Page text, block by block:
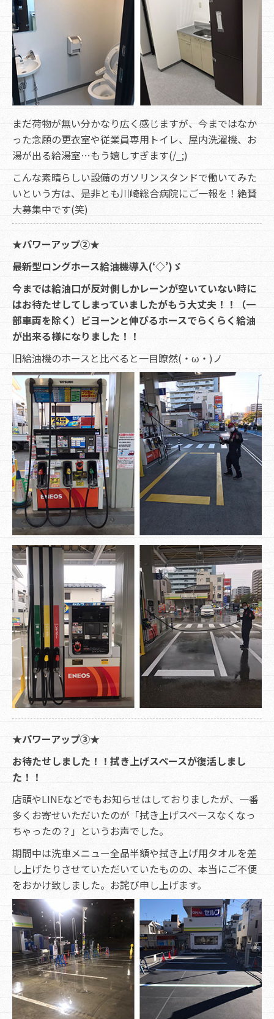
まだ荷物が無い分かなり広く感じますが、今まではなか
った念願の更衣室や従業員専用トイレ、屋内洗濯機、お
湯が出る給湯室…もう嬉しすぎます(/_;)
こんな素晴らしい設備のガソリンスタンドで働いてみた
いという方は、是非とも川崎総合病院にご一報を！絶賛
大募集中です(笑)
★パワーアップ②★
最新型ロングホース給油機導入(‘◇’)ゞ
今までは給油口が反対側しかレーンが空いていない時に
はお待たせしてしまっていましたがもう大丈夫！！（一
部車両を除く）ビヨーンと伸びるホースでらくらく給油
が出来る様になりました！！
旧給油機のホースと比べると一目瞭然(・ω・)ノ
★パワーアップ③★
お待たせしました！！拭き上げスペースが復活しまし
た！！
店頭やLINEなどでもお知らせはしておりましたが、一番
多くお寄せいただいたのが「拭き上げスペースなくなっ
ちゃったの？」というお声でした。
期間中は洗車メニュー全品半額や拭き上げ用タオルを差
し上げたりさせていただいていたものの、本当にご不便
をおかけ致しました。お詫び申し上げます。